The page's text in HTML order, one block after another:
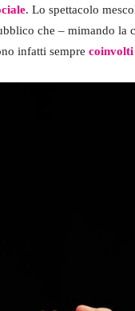
. Lo spettacolo
che – mimando la
infatti sempre coinvolti